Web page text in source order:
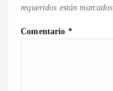
requeridos están marcados
Comentario *